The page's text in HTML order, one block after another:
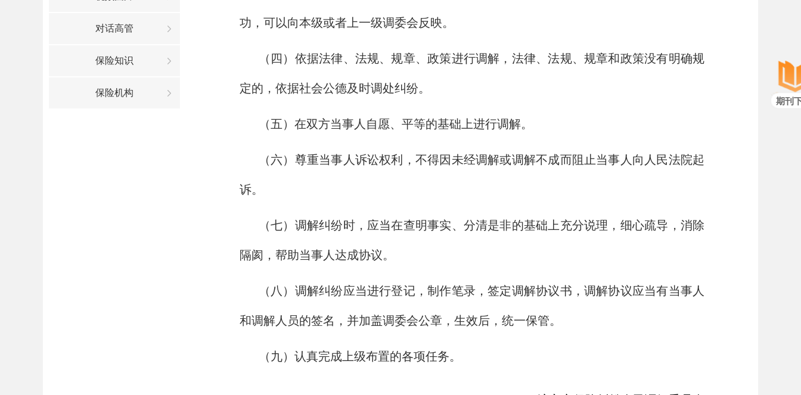
对话高管
保险知识
保险机构
功，可以向本级或者上一级调委会反映。
（四）依据法律、法规、规章、政策进行调解，法律、法规、规章和政策没有明确规
定的，依据社会公德及时调处纠纷。
（五）在双方当事人自愿、平等的基础上进行调解。
（六）尊重当事人诉讼权利，不得因未经调解或调解不成而阻止当事人向人民法院起
诉。
（七）调解纠纷时，应当在查明事实、分清是非的基础上充分说理，细心疏导，消除
隔阂，帮助当事人达成协议。
（八）调解纠纷应当进行登记，制作笔录，签定调解协议书，调解协议应当有当事人
和调解人员的签名，并加盖调委会公章，生效后，统一保管。
（九）认真完成上级布置的各项任务。
期刊